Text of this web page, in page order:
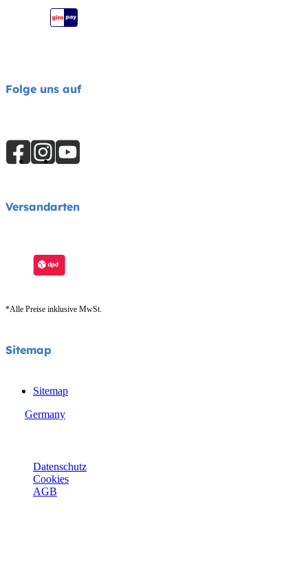
Folge uns auf
Versandarten
*Alle Preise inklusive MwSt.
Sitemap
Sitemap
Germany
Datenschutz
Cookies
AGB